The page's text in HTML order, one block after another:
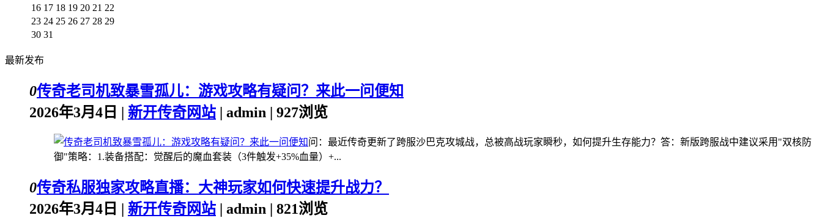
16 17 18 19 20 21 22
23 24 25 26 27 28 29
30 31
最新发布
0传奇老司机致暴雪孤儿：游戏攻略有疑问？来此一问便知
2026年3月4日 | 新开传奇网站 | admin | 927浏览
问：最近传奇更新了跨服沙巴克攻城战，总被高战玩家瞬秒，如何提升生存能力？答：新版跨服战中建议采用"双核防
御"策略：1.装备搭配：觉醒后的魔血套装（3件触发+35%血量）+...
0传奇私服独家攻略直播：大神玩家如何快速提升战力？
2026年3月4日 | 新开传奇网站 | admin | 821浏览